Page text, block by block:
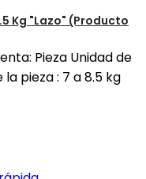
Kg "Lazo" (Producto
Pieza Unidad de
pieza : 7 a 8.5 kg